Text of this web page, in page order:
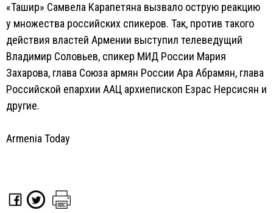
«Ташир» Самвела Карапетяна вызвало острую реакцию
у множества российских спикеров. Так, против такого
действия властей Армении выступил телеведущий
Владимир Соловьев, спикер МИД России Мария
Захарова, глава Союза армян России Ара Абрамян, глава
Российской епархии ААЦ архиепископ Езрас Нерсисян и
другие.
Armenia Today